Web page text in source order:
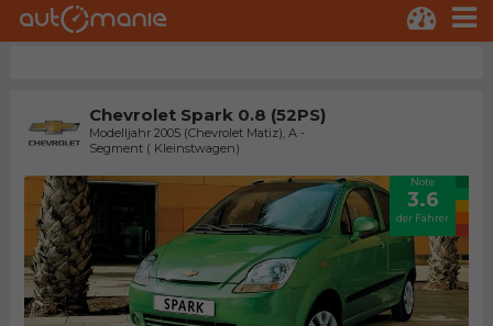
Chevrolet Spark 0.8 (52PS)
Modelljahr 2005 (Chevrolet Matiz), A -
Segment ( Kleinstwagen)
Note
3.6
der Fahrer